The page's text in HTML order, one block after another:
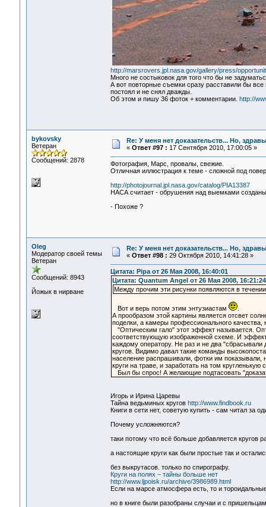
http://marsrovers.jpl.nasa.gov/gallery/press/
Много не состыковок для того что бы не
А вот повторные съемки сразу расставили бы
постоял и не снял дважды.
Об этом и пишу 36 фоток + комментарии. http://
bykovsky
Ветеран
Сообщений: 2878
Re: У меня нет доказательств... Но,
« Ответ #97 : 17 Сентября 2010, 17:00:05 »
Фотография, Марс, провалы, свежие.
Отличная иллюстрация к теме - сложной под
http://photojournal.jpl.nasa.gov/catalog/PIA13387
НАСА считает - обрушения над выемками
- Похоже ?
Oleg
Модератор своей темы
Ветеран
Сообщений: 8943
Йожык в нирване
Re: У меня нет доказательств... Но,
« Ответ #98 : 29 Октября 2010, 14:41:28 »
Цитата: Pipa от 26 Мая 2008, 16:40:01
Цитата: Quantum Angel от 26 Мая 2008, 16:21:24
Между прочим эти рисунки появляются в
Вот и верь потом этим энтузиастам
.
А прообразом этой картины является отсвет
поделки, а камеры профессионального
"Оптическим гало" этот эффект называется.
соответствующую изображенной схеме. И
каждому оператору. Не раз и не два "сбрасывали
кругов. Видимо давал такие команды
население распрашивали, фотки им показывали,
круги на траве, и заработать на том кругленькую
Был бы спрос! А желающие подтасовать
Игорь и Ирина Царевы
Тайна ведьминых кругов http://www.findbook.ru
Книги в сети нет, советую купить - сам читал за
Почему усложняются?
таки потому что всё больше добавляется кругов
а настоящие круги как были простые так и
без выкрутасов. только по спирографу.
Круги на полях – тайны больше нет
http://www.ljpoisk.ru/archive/3986989.html
Если на марсе атмосфера есть, то и
но в книге были разобраны случаи и с